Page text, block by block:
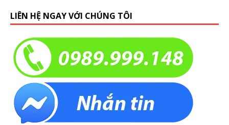
LIÊN HỆ NGAY VỚI CHÚNG TÔI